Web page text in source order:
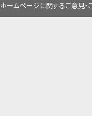
ホームページに関するご意見・